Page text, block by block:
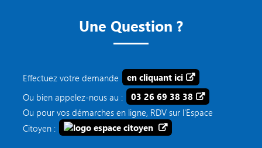
Une Question ?
Effectuez votre demande
en cliquant ici
Ou bien appelez-nous au :
03 26 69 38 38
Ou pour vos démarches en ligne, RDV sur l'Espace
Citoyen :